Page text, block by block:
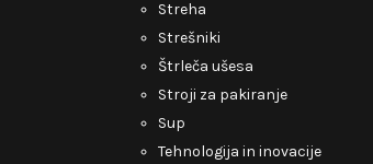
Streha
Strešniki
Štrleča ušesa
Stroji za pakiranje
Sup
Tehnologija in inovacije